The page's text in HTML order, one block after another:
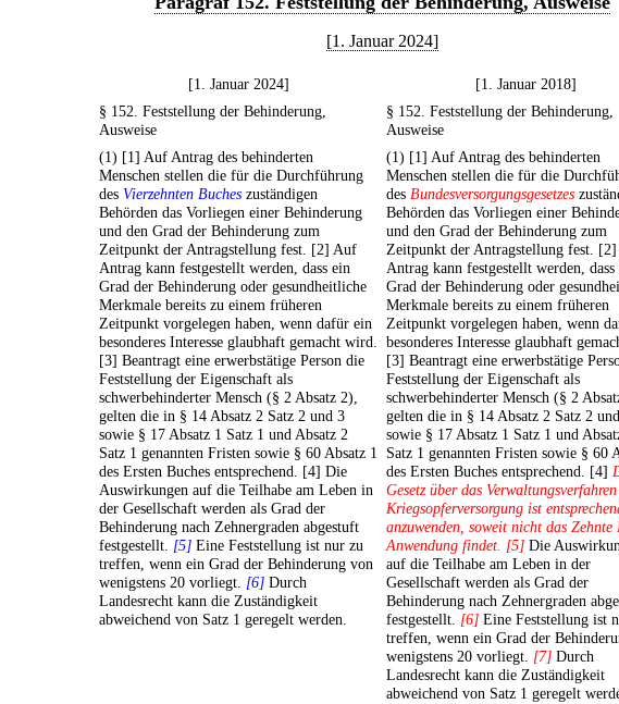
[1. Januar 2024]
[1. Januar 2024]
[1. Januar 2018]
§ 152. Feststellung der Behinderung,
Ausweise
§ 152. Feststellung der Behinderung,
Ausweise
(1) [1] Auf Antrag des behinderten
Menschen stellen die für die Durchführung
des Vierzehnten Buches zuständigen
Behörden das Vorliegen einer Behinderung
und den Grad der Behinderung zum
Zeitpunkt der Antragstellung fest. [2] Auf
Antrag kann festgestellt werden, dass ein
Grad der Behinderung oder gesundheitliche
Merkmale bereits zu einem früheren
Zeitpunkt vorgelegen haben, wenn dafür ein
besonderes Interesse glaubhaft gemacht wird.
[3] Beantragt eine erwerbstätige Person die
Feststellung der Eigenschaft als
schwerbehinderter Mensch (§ 2 Absatz 2),
gelten die in § 14 Absatz 2 Satz 2 und 3
sowie § 17 Absatz 1 Satz 1 und Absatz 2
Satz 1 genannten Fristen sowie § 60 Absatz 1
des Ersten Buches entsprechend. [4] Die
Auswirkungen auf die Teilhabe am Leben in
der Gesellschaft werden als Grad der
Behinderung nach Zehnergraden abgestuft
festgestellt. [5] Eine Feststellung ist nur zu
treffen, wenn ein Grad der Behinderung von
wenigstens 20 vorliegt. [6] Durch
Landesrecht kann die Zuständigkeit
abweichend von Satz 1 geregelt werden.
(1) [1] Auf Antrag des behinderten
Menschen stellen die für die
des Bundesversorgungsgesetzes
Behörden das Vorliegen einer
und den Grad der Behinderung zum
Zeitpunkt der Antragstellung fest.
Antrag kann festgestellt werden, dass
Grad der Behinderung oder
Merkmale bereits zu einem früheren
Zeitpunkt vorgelegen haben, wenn
besonderes Interesse glaubhaft
[3] Beantragt eine erwerbstätige
Feststellung der Eigenschaft als
schwerbehinderter Mensch (§ 2
gelten die in § 14 Absatz 2 Satz 2
sowie § 17 Absatz 1 Satz 1 und
Satz 1 genannten Fristen sowie § 60
des Ersten Buches entsprechend. [4]
Gesetz über das
Kriegsopferversorgung ist
anzuwenden, soweit nicht das Zehnte
Anwendung findet. [5] Die
auf die Teilhabe am Leben in der
Gesellschaft werden als Grad der
Behinderung nach Zehnergraden
festgestellt. [6] Eine Feststellung ist
treffen, wenn ein Grad der
wenigstens 20 vorliegt. [7] Durch
Landesrecht kann die Zuständigkeit
abweichend von Satz 1 geregelt